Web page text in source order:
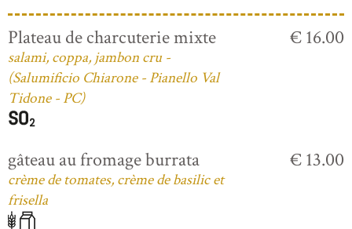
Plateau de charcuterie mixte
salami, coppa, jambon cru -
(Salumificio Chiarone - Pianello Val
Tidone - PC)
€ 16.00
gâteau au fromage burrata
crème de tomates, crème de basilic et
frisella
€ 13.00